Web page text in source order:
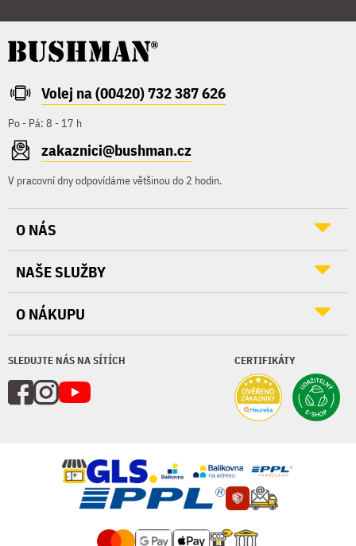
Volej na (00420) 732 387 626
Po - Pá: 8 - 17 h
zakaznici@bushman.cz
V pracovní dny odpovídáme většinou do 2 hodin.
SLEDUJTE NÁS NA SÍTÍCH CERTIFIKÁTY
O NÁS
NAŠE SLUŽBY
O NÁKUPU